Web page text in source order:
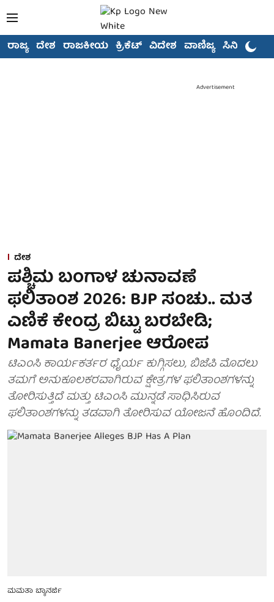
ರಾಜ್ಯ ದೇಶ ರಾಜಕೀಯ ಕ್ರಿಕೆಟ್ ವಿದೇಶ ವಾಣಿಜ್ಯ ಸಿನಿಮಾ
Advertisement
ದೇಶ
ಪಶ್ಚಿಮ ಬಂಗಾಳ ಚುನಾವಣೆ
ಫಲಿತಾಂಶ 2026: BJP ಸಂಚು.. ಮತ
ಎಣಿಕೆ ಕೇಂದ್ರ ಬಿಟ್ಟು ಬರಬೇಡಿ;
Mamata Banerjee ಆರೋಪ
ಟಿಎಂಸಿ ಕಾರ್ಯಕರ್ತರ ಧೈರ್ಯ ಕುಗ್ಗಿಸಲು, ಬಿಜೆಪಿ ಮೊದಲು
ತಮಗೆ ಅನುಕೂಲಕರವಾಗಿರುವ ಕ್ಷೇತ್ರಗಳ ಫಲಿತಾಂಶಗಳನ್ನು
ತೋರಿಸುತ್ತಿದೆ ಮತ್ತು ಟಿಎಂಸಿ ಮುನ್ನಡೆ ಸಾಧಿಸಿರುವ
ಫಲಿತಾಂಶಗಳನ್ನು ತಡವಾಗಿ ತೋರಿಸುವ ಯೋಜನೆ ಹೊಂದಿದೆ.
ಮಮತಾ ಬ್ಯಾನರ್ಜಿ